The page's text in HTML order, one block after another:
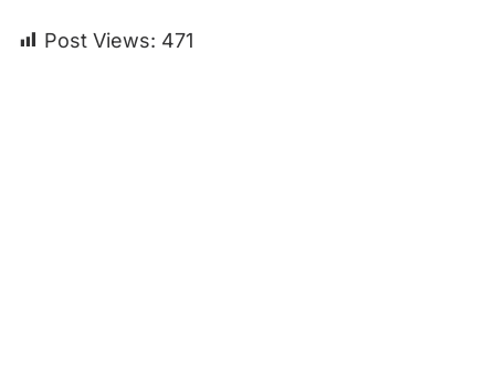
Post Views: 471